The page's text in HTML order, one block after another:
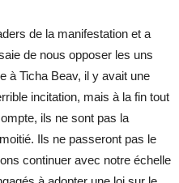
de la manifestation et a
de nous opposer les uns
à Ticha Beav, il y avait une
incitation, mais à la fin tout
ils ne sont pas la
Ils ne passeront pas le
continuer avec notre échelle